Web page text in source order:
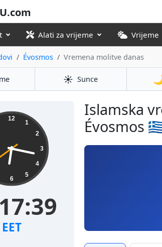
Alati za vrijeme Vrijeme
Évosmos Vremena molitve danas
☀️ Sunce
Islamska
Évosmos
12
1
2
3
4
5
6
EET